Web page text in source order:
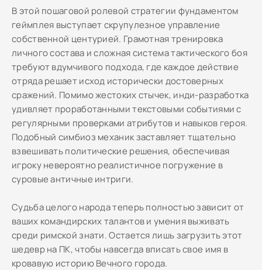
В этой пошаговой ролевой стратегии фундаментом
геймплея выступает скрупулезное управление
собственной центурией. Грамотная тренировка
личного состава и сложная система тактического боя
требуют вдумчивого подхода, где каждое действие
отряда решает исход исторически достоверных
сражений. Помимо жестоких стычек, инди-разработка
удивляет проработанными текстовыми событиями с
регулярными проверками атрибутов и навыков героя.
Подобный симбиоз механик заставляет тщательно
взвешивать политические решения, обеспечивая
игроку невероятно реалистичное погружение в
суровые античные интриги.
Судьба целого народа теперь полностью зависит от
ваших командирских талантов и умения выживать
среди римской знати. Остается лишь загрузить этот
шедевр на ПК, чтобы навсегда вписать свое имя в
кровавую историю Вечного города.